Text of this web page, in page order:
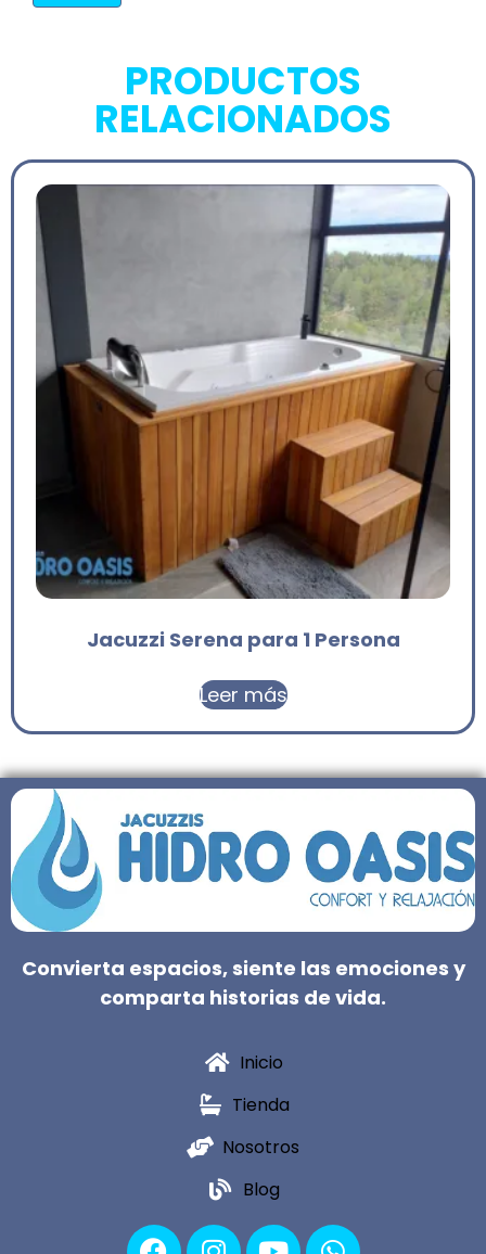
PRODUCTOS
RELACIONADOS
Jacuzzi Serena para 1 Persona
Leer más
Convierta espacios, siente las emociones y
comparta historias de vida.
Inicio
Tienda
Nosotros
Blog